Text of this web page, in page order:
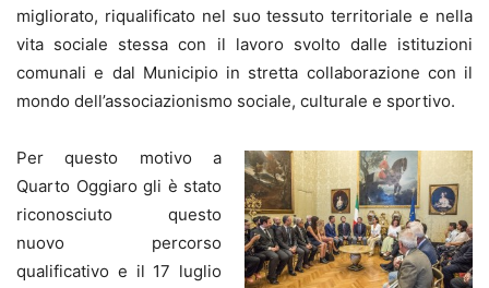
migliorato, riqualificato nel suo tessuto territoriale e nella
vita sociale stessa con il lavoro svolto dalle istituzioni
comunali e dal Municipio in stretta collaborazione con il
mondo dell’associazionismo sociale, culturale e sportivo.
Per questo motivo a
Quarto Oggiaro gli è stato
riconosciuto questo
nuovo percorso
qualificativo e il 17 luglio